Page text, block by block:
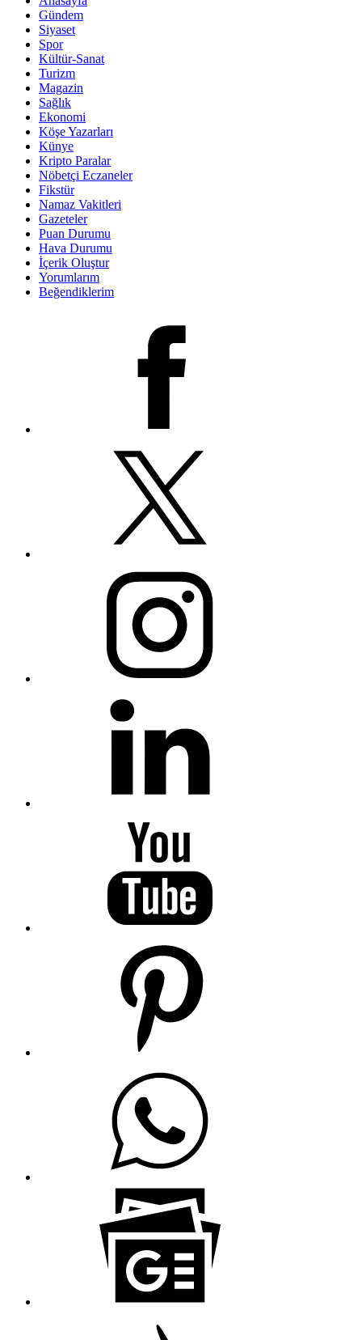
Gündem
Siyaset
Spor
Kültür-Sanat
Turizm
Magazin
Sağlık
Ekonomi
Köşe Yazarları
Künye
Kripto Paralar
Nöbetçi Eczaneler
Fikstür
Namaz Vakitleri
Gazeteler
Puan Durumu
Hava Durumu
İçerik Oluştur
Yorumlarım
Beğendiklerim